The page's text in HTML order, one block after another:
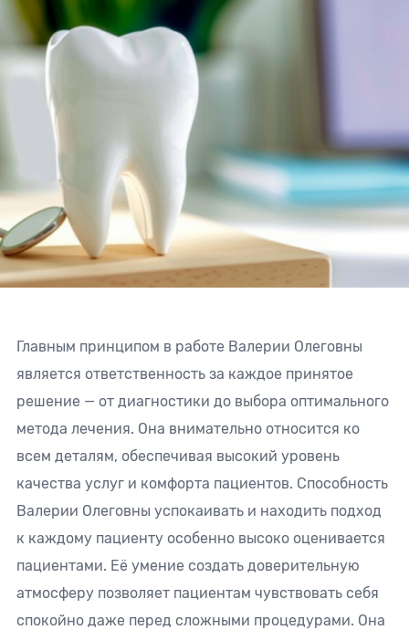
Главным принципом в работе Валерии Олеговны
является ответственность за каждое принятое
решение — от диагностики до выбора оптимального
метода лечения. Она внимательно относится ко
всем деталям, обеспечивая высокий уровень
качества услуг и комфорта пациентов. Способность
Валерии Олеговны успокаивать и находить подход
к каждому пациенту особенно высоко оценивается
пациентами. Её умение создать доверительную
атмосферу позволяет пациентам чувствовать себя
спокойно даже перед сложными процедурами. Она